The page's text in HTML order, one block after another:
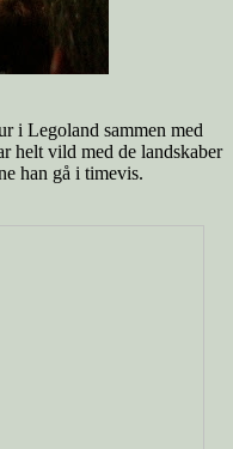
i Legoland sammen med
helt vild med de landskaber
han gå i timevis.